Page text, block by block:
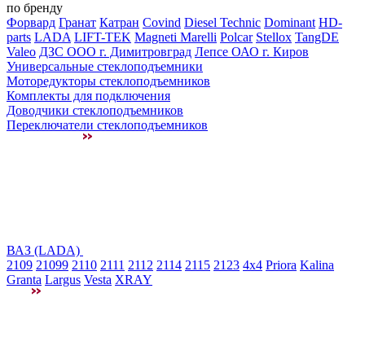
по бренду
Форвард Гранат Катран Covind Diesel Technic Dominant HD-
parts LADA LIFT-TEK Magneti Marelli Polcar Stellox TangDE
Valeo ДЗС ООО г. Димитровград Лепсе ОАО г. Киров
Универсальные стеклоподъемники
Моторедукторы стеклоподъемников
Комплекты для подключения
Доводчики стеклоподъемников
Переключатели стеклоподъемников
ВАЗ (LADA)
2109 21099 2110 2111 2112 2114 2115 2123 4x4 Priora Kalina
Granta Largus Vesta XRAY